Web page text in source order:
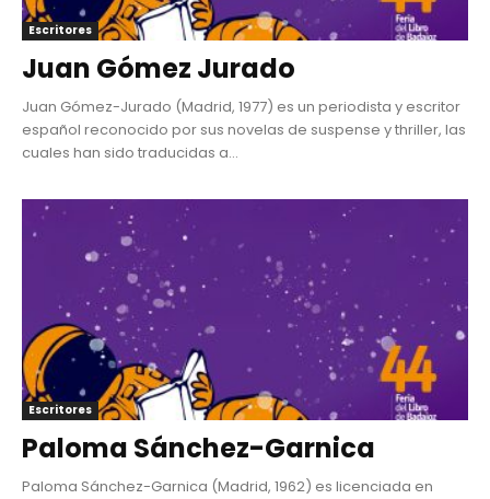
Escritores
Juan Gómez Jurado
Juan Gómez-Jurado (Madrid, 1977) es un periodista y escritor
español reconocido por sus novelas de suspense y thriller, las
cuales han sido traducidas a...
Escritores
Paloma Sánchez-Garnica
Paloma Sánchez-Garnica (Madrid, 1962) es licenciada en